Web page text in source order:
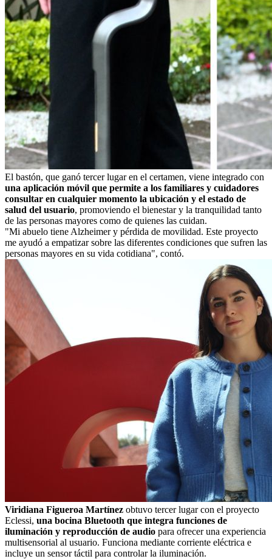
El bastón, que ganó tercer lugar en el certamen, viene integrado con
una aplicación móvil que permite a los familiares y cuidadores
consultar en cualquier momento la ubicación y el estado de
salud del usuario, promoviendo el bienestar y la tranquilidad tanto
de las personas mayores como de quienes las cuidan.
"Mi abuelo tiene Alzheimer y pérdida de movilidad. Este proyecto
me ayudó a empatizar sobre las diferentes condiciones que sufren las
personas mayores en su vida cotidiana", contó.
Viridiana Figueroa Martínez obtuvo tercer lugar con el proyecto
Eclessi, una bocina Bluetooth que integra funciones de
iluminación y reproducción de audio para ofrecer una experiencia
multisensorial al usuario. Funciona mediante corriente eléctrica e
incluye un sensor táctil para controlar la iluminación.